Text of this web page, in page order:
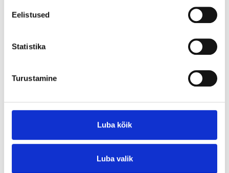
Eelistused
Statistika
Turustamine
Luba kõik
Luba valik
Kategooria:Õhk-vesi soojuspumbad
SEOTUD TOOTED